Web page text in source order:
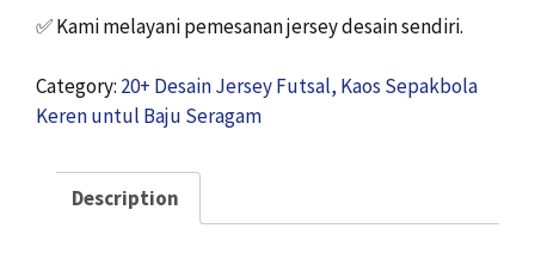
✅Kami melayani pemesanan jersey desain sendiri.
Category: 20+ Desain Jersey Futsal, Kaos Sepakbola
Keren untul Baju Seragam
Description